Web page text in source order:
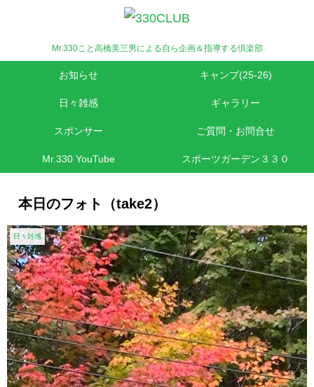
Mr.330こと高橋美三男による自ら企画＆指導する倶楽部
お知らせ キャンプ(25-26)
日々雑感 ギャラリー
スポンサー ご質問・お問合せ
Mr.330 YouTube スポーツガーデン３３０
本日のフォト（take2）
日々雑感